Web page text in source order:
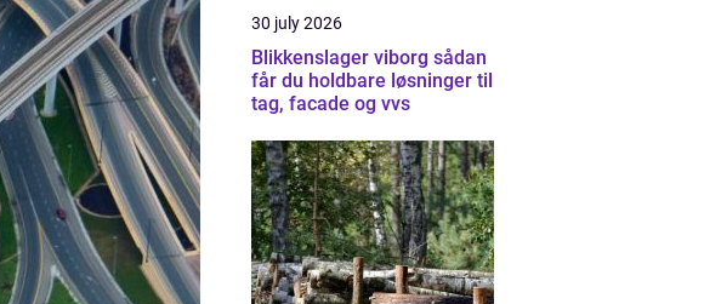
30 july 2026
Blikkenslager viborg sådan
får du holdbare løsninger til
tag, facade og vvs